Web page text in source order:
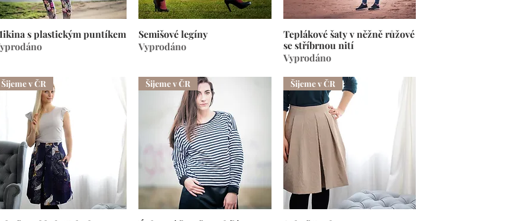
Rychlý náhled
s plastickým puntíkem
Rychlý náhled
Semišové legíny
Vyprodáno
Rychlý náhled
Teplákové šaty v něžně růžové
se stříbrnou nití
Vyprodáno
Šijeme v ČR Šijeme v ČR Šijeme v ČR